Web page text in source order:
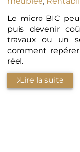
Le micro-BIC
puis devenir
travaux ou un
comment
réel.
Lire la suite